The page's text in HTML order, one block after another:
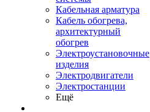
Кабельная арматура
Кабель обогрева,
архитектурный
обогрев
Электроустановочные
изделия
Электродвигатели
Электростанции
Ещё